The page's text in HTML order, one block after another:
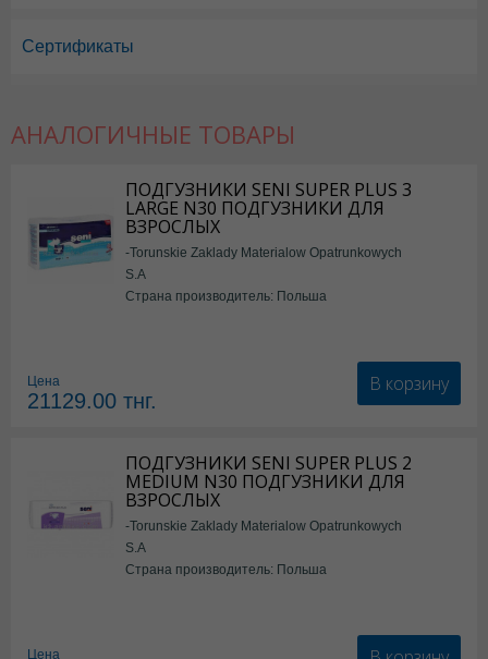
Сертификаты
АНАЛОГИЧНЫЕ ТОВАРЫ
ПОДГУЗНИКИ SENI SUPER PLUS 3
LARGE N30 ПОДГУЗНИКИ ДЛЯ
ВЗРОСЛЫХ
-Torunskie Zaklady Materialow Opatrunkowych
S.A
Страна производитель: Польша
Цена
21129.00 тнг.
В корзину
ПОДГУЗНИКИ SENI SUPER PLUS 2
MEDIUM N30 ПОДГУЗНИКИ ДЛЯ
ВЗРОСЛЫХ
-Torunskie Zaklady Materialow Opatrunkowych
S.A
Страна производитель: Польша
Цена